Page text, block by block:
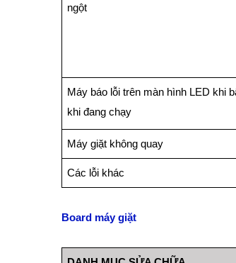
ngột
Máy báo lỗi trên màn hình LED khi
khi đang chạy
Máy giặt không quay
Các lỗi khác
Board máy giặt